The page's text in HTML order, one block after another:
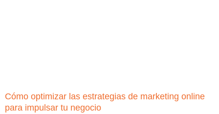
Cómo optimizar las estrategias de marketing online
para impulsar tu negocio